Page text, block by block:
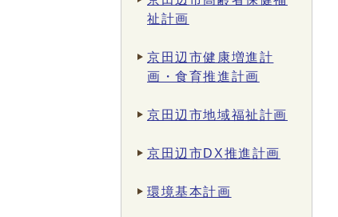
祉計画
京田辺市健康増進計
画・食育推進計画
京田辺市地域福祉計画
京田辺市DX推進計画
環境基本計画